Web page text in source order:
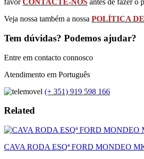
favorCONTACTE-NOS antes de fazer o
Veja nossa também a nossa POLÍTICA
Tem dúvidas? Podemos ajudar?
Entre em contacto connosco
Atendimento em Português
(+ 351) 919 598 166
Related
CAVA RODA ESQª FORD MONDEO